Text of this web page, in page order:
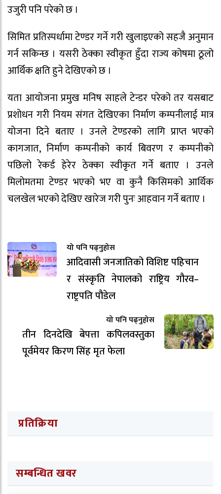
उजुरी पनि परेको छ ।
सिमित प्रतिस्पर्धामा टेण्डर गर्ने गरी खुलाइएको सहजै अनुमान
गर्न सकिन्छ । यसरी ठेक्का स्वीकृत हुँदा राज्य कोषमा ठूलो
आर्थिक क्षति हुने देखिएको छ ।
यता आयोजना प्रमुख मनिष साहले टेन्डर परेको तर यसबाट
प्रशोधन गरी नियम संगत देखिएका निर्माण कम्पनीलाई मात्र
योजना दिने बताए । उनले टेण्डरको लागि प्राप्त भएको
कागजात, निर्माण कम्पनीको कार्य बिवरण र कम्पनीको
पछिलो रेकर्ड हेरेर ठेक्का स्वीकृत गर्ने बताए । उनले
मिलोमतमा टेण्डर भएको भए वा कुनै किसिमको आर्थिक
चलखेल भएको देखिए खारेज गरी पुनः आहवान गर्ने बताए ।
यो पनि पढ्नुहोस
आदिवासी जनजातिको विशिष्ट पहिचान
र संस्कृति नेपालको राष्ट्रिय गौरव–
राष्ट्रपति पौडेल
यो पनि पढ्नुहोस
तीन दिनदेखि बेपत्ता कपिलवस्तुका
पूर्वमेयर किरण सिंह मृत फेला
प्रतिक्रिया
सम्बन्धित खवर